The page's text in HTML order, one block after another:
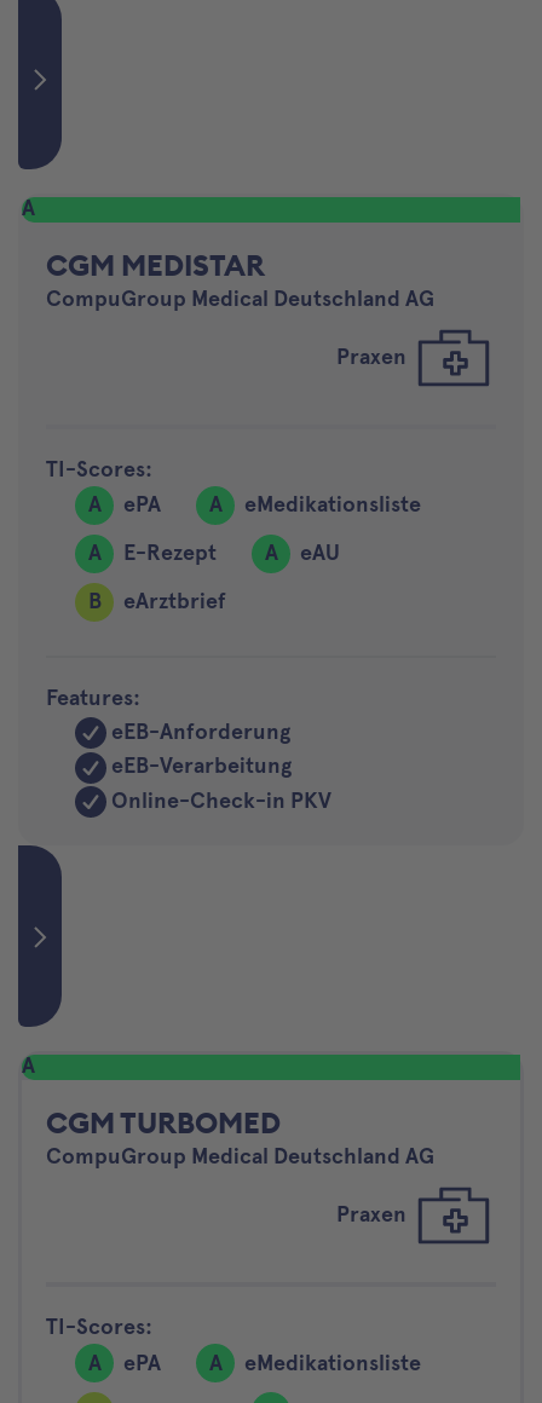
A
CGM MEDISTAR
CompuGroup Medical Deutschland AG
Praxen
TI-Scores:
A
ePA A
eMedikationsliste
A
E-Rezept A
eAU
B
eArztbrief
Features:
eEB-Anforderung
eEB-Verarbeitung
Online-Check-in PKV
A
CGM TURBOMED
CompuGroup Medical Deutschland AG
Praxen
TI-Scores:
A
ePA A
eMedikationsliste